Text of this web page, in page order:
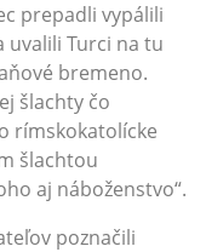
prepadli vypálili
uvalili Turci na tu
bremeno.
šlachty čo
rímskokatolícke
šlachtou
aj náboženstvo“.
poznačili